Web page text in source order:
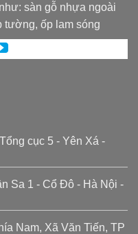
sàn gỗ nhựa ngoài
tường, ốp lam sóng
cục 5 - Yên Xá -
Sa 1 - Cổ Đô - Hà Nội -
Nam, Xã Văn Tiến, TP